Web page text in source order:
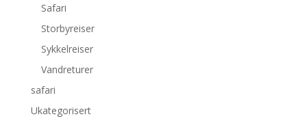
Safari
Storbyreiser
Sykkelreiser
Vandreturer
safari
Ukategorisert